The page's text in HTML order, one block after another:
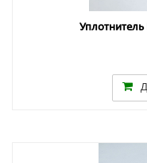
Уплотнитель